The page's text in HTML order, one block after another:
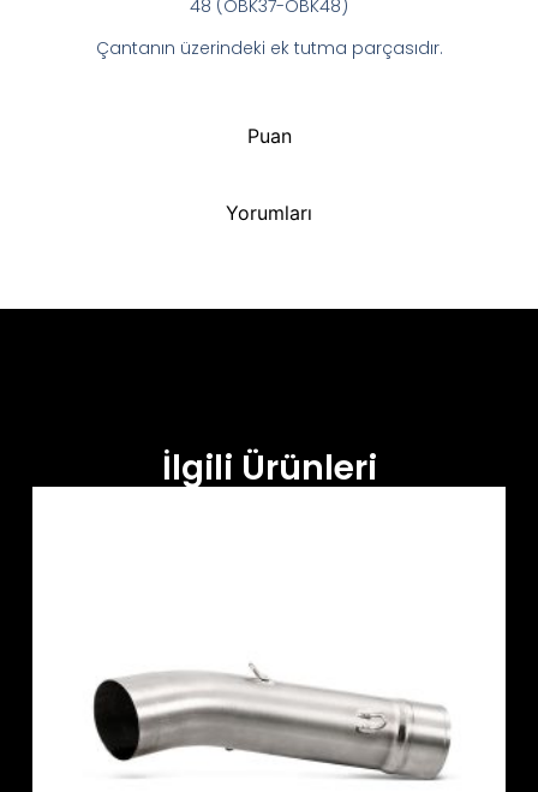
Puan
Yorumları
48 (OBK37-OBK48)
Çantanın üzerindeki ek tutma parçasıdır.
İlgili Ürünleri